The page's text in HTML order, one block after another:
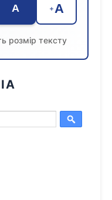
A A
розмір тексту